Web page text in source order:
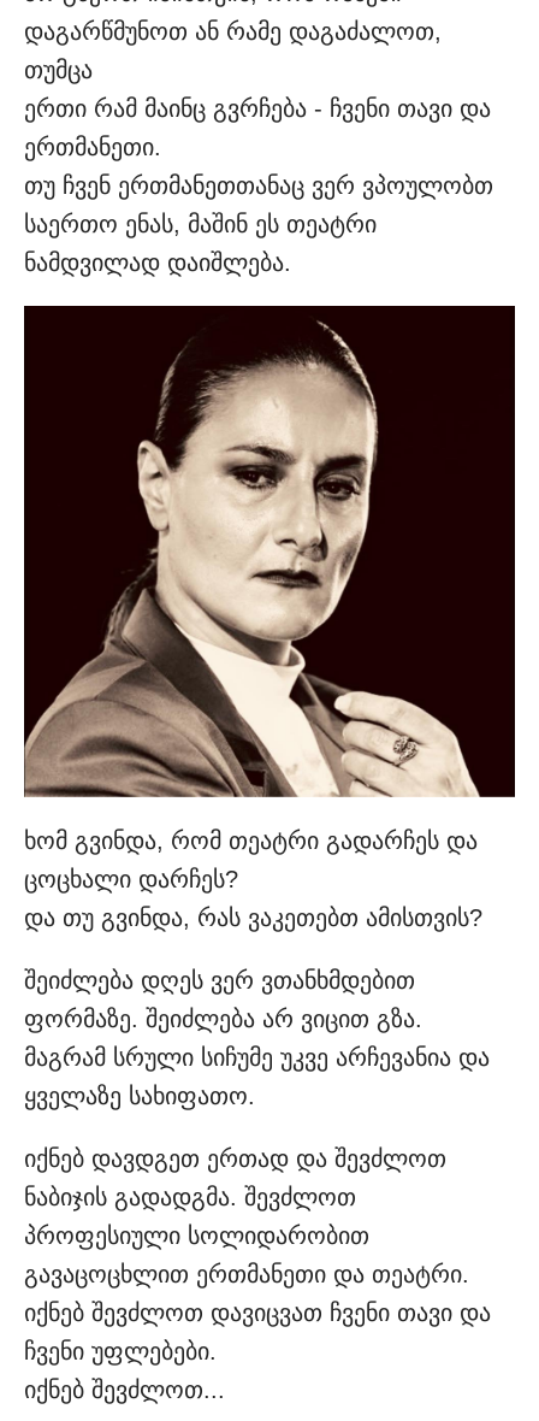
დაგარწმუნოთ ან რამე დაგაძალოთ,
თუმცა
ერთი რამ მაინც გვრჩება - ჩვენი თავი და
ერთმანეთი.
თუ ჩვენ ერთმანეთთანაც ვერ ვპოულობთ
საერთო ენას, მაშინ ეს თეატრი
ნამდვილად დაიშლება.
ხომ გვინდა, რომ თეატრი გადარჩეს და
ცოცხალი დარჩეს?
და თუ გვინდა, რას ვაკეთებთ ამისთვის?
შეიძლება დღეს ვერ ვთანხმდებით
ფორმაზე. შეიძლება არ ვიცით გზა.
მაგრამ სრული სიჩუმე უკვე არჩევანია და
ყველაზე სახიფათო.
იქნებ დავდგეთ ერთად და შევძლოთ
ნაბიჯის გადადგმა. შევძლოთ
პროფესიული სოლიდარობით
გავაცოცხლით ერთმანეთი და თეატრი.
იქნებ შევძლოთ დავიცვათ ჩვენი თავი და
ჩვენი უფლებები.
იქნებ შევძლოთ...